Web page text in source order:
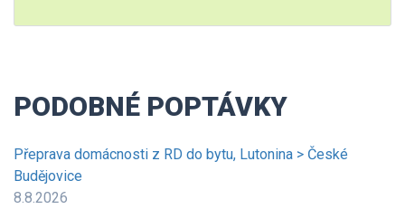
PODOBNÉ POPTÁVKY
Přeprava domácnosti z RD do bytu, Lutonina > České
Budějovice
8.8.2026